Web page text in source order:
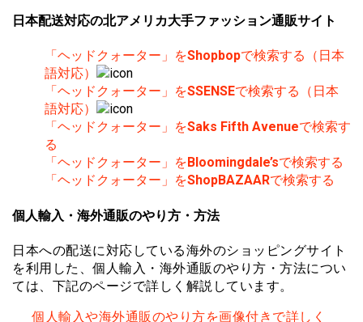
日本配送対応の北アメリカ大手ファッション通販サイト
「ヘッドクォーター」をShopbopで検索する（日本
語対応）
「ヘッドクォーター」をSSENSEで検索する（日本
語対応）
「ヘッドクォーター」をSaks Fifth Avenueで検索す
る
「ヘッドクォーター」を Bloomingdale’sで検索する
「ヘッドクォーター」をShopBAZAARで検索する
個人輸入・海外通販のやり方・方法
日本への配送に対応している海外のショッピングサイト
を利用した、個人輸入・海外通販のやり方・方法につい
ては、下記のページで詳しく解説しています。
個人輸入や海外通販のやり方を画像付きで詳しく